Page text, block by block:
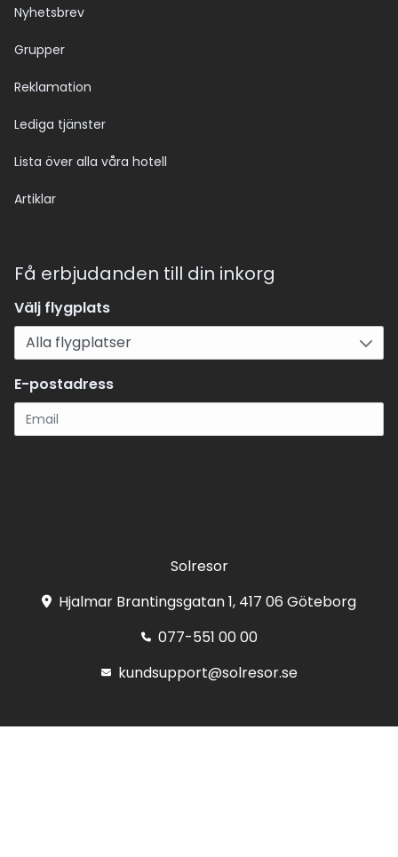
Nyhetsbrev
Grupper
Reklamation
Lediga tjänster
Lista över alla våra hotell
Artiklar
Få erbjudanden till din inkorg
Välj flygplats
E-postadress
Solresor
Hjalmar Brantingsgatan 1, 417 06 Göteborg
077-551 00 00
kundsupport@solresor.se